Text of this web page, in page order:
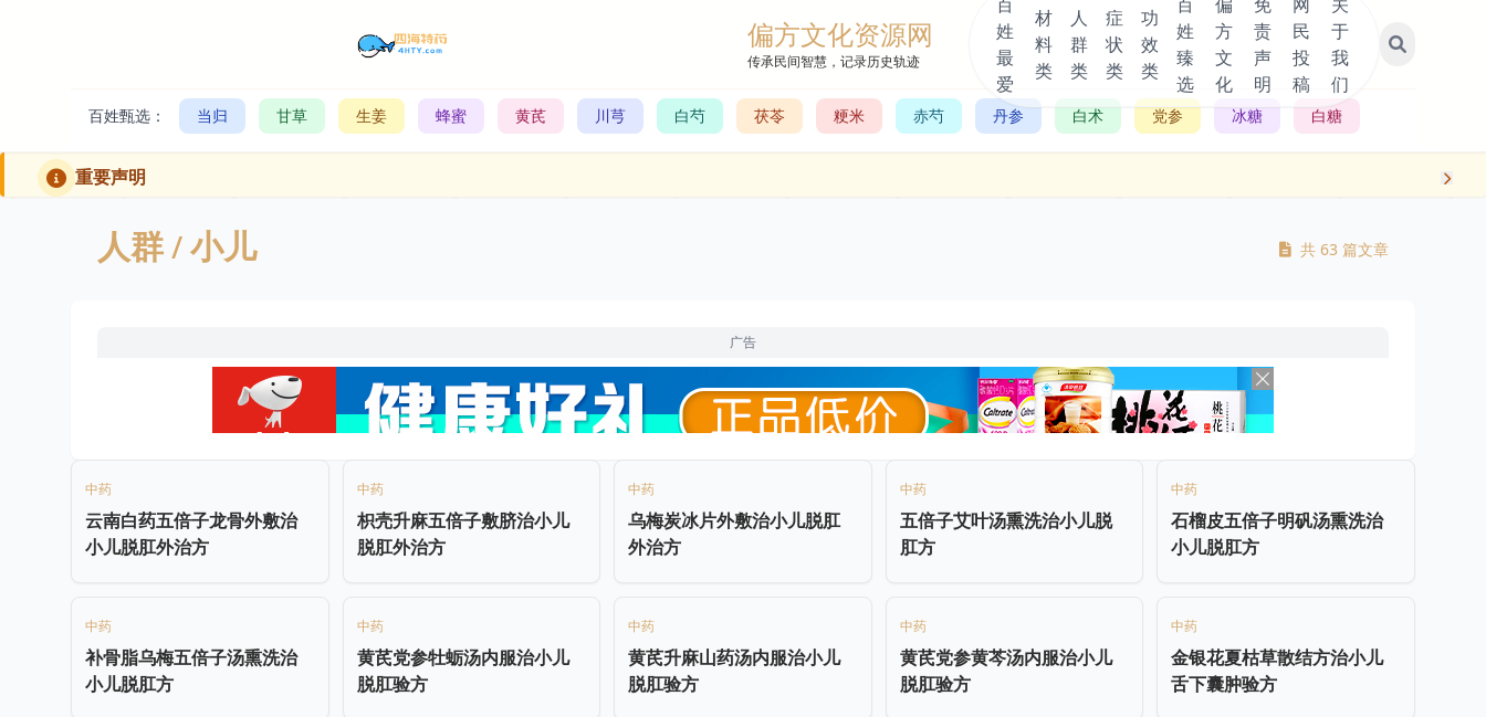
偏方文化资源网
传承民间智慧，记录历史轨迹
姓
最
爱
材
料
类
人
群
类
症
状
类
功
效
类
姓
臻
选
方
文
化
责
声
明
民
投
稿
于
我
们
百姓甄选： 当归 甘草 生姜 蜂蜜 黄芪 川芎 白芍 茯苓 粳米 赤芍 丹参 白术 党参 冰糖 白糖
重要声明
人群/ 小儿 共 63 篇文章
广告
中药
云南白药五倍子龙骨外敷治
小儿脱肛外治方
中药
枳壳升麻五倍子敷脐治小儿
脱肛外治方
中药
乌梅炭冰片外敷治小儿脱肛
外治方
中药
五倍子艾叶汤熏洗治小儿脱
肛方
中药
石榴皮五倍子明矾汤熏洗治
小儿脱肛方
中药
补骨脂乌梅五倍子汤熏洗治
小儿脱肛方
中药
黄芪党参牡蛎汤内服治小儿
脱肛验方
中药
黄芪升麻山药汤内服治小儿
脱肛验方
中药
黄芪党参黄芩汤内服治小儿
脱肛验方
中药
金银花夏枯草散结方治小儿
舌下囊肿验方